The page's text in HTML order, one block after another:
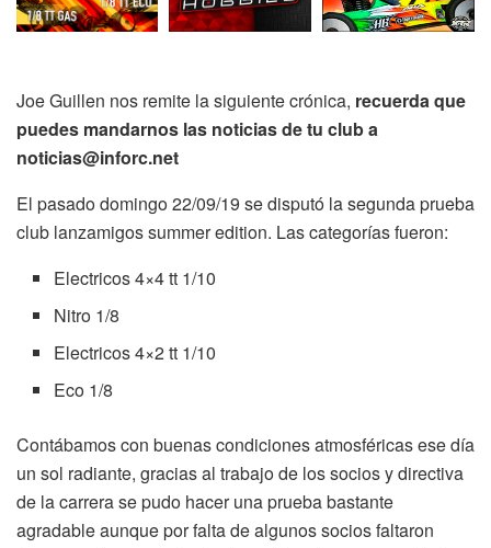
Joe Guillen nos remite la siguiente crónica, recuerda que
puedes mandarnos las noticias de tu club a
noticias@inforc.net
El pasado domingo 22/09/19 se disputó la segunda prueba
club lanzamigos summer edition. Las categorías fueron:
Electricos 4×4 tt 1/10
Nitro 1/8
Electricos 4×2 tt 1/10
Eco 1/8
Contábamos con buenas condiciones atmosféricas ese día
un sol radiante, gracias al trabajo de los socios y directiva
de la carrera se pudo hacer una prueba bastante
agradable aunque por falta de algunos socios faltaron